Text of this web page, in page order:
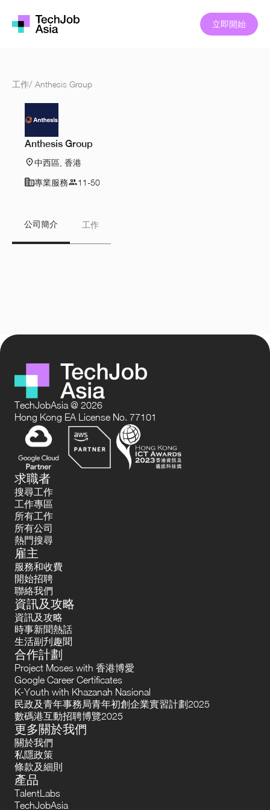
立即開始
工作/ Anthesis Group
Anthesis Group
中西區, 香港
專業服務
11-50
公司簡介 工作
TechJobAsia @ 2026
Hong Kong EA License No. 77101
求職者
搜尋工作
工作專區
所有工作
所有公司
熱門搜尋
雇主
服務和收費
開始招聘
聯絡我們
資訊及攻略
資訊及攻略
時事新聞熱話
生活副刋趣聞
合作計劃
Project Moses with 香港博愛
Google Career Certificates
K-Youth with Khazanah Nasional
民政及青年事務局青年初創企業實習計劃2025
數碼港互動招聘博覽2025
更多關於我們
關於我們
私隱政策
條款及細則
產品
TalentLabs
TechJobAsia